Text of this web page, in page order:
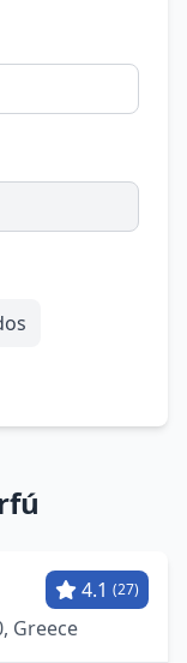
4.1 (27)
Greece